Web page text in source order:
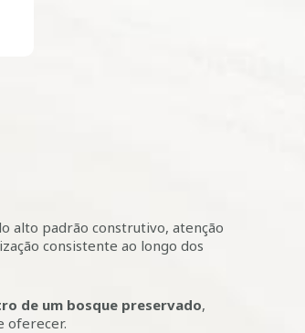
alto padrão construtivo, atenção
consistente ao longo dos
de um bosque preservado,
oferecer.